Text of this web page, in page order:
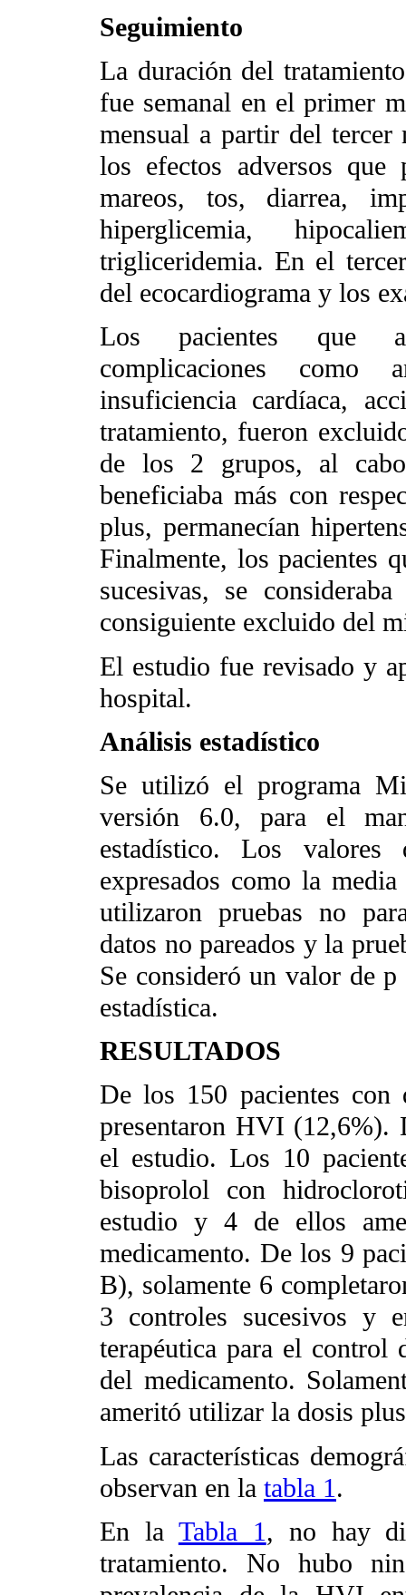
Seguimiento
La duración del
fue semanal en el primer
mensual a partir del tercer
los efectos adversos que
mareos, tos, diarrea,
hiperglicemia,
trigliceridemia. En el
del ecocardiograma y los
Los pacientes que
complicaciones como
insuficiencia cardíaca,
tratamiento, fueron
de los 2 grupos, al
beneficiaba más con
plus, permanecían
Finalmente, los pacientes
sucesivas, se
consiguiente excluido del
El estudio fue revisado y
hospital.
Análisis estadístico
Se utilizó el programa
versión 6.0, para el
estadístico. Los
expresados como la
utilizaron pruebas no
datos no pareados y la
Se consideró un valor de
estadística.
RESULTADOS
De los 150 pacientes con
presentaron HVI (12,6%).
el estudio. Los 10
bisoprolol con
estudio y 4 de ellos
medicamento. De los 9
B), solamente 6
3 controles sucesivos y
terapéutica para el
del medicamento.
ameritó utilizar la dosis
Las características
observan en la tabla 1 .
En la Tabla 1, no hay
tratamiento. No hubo